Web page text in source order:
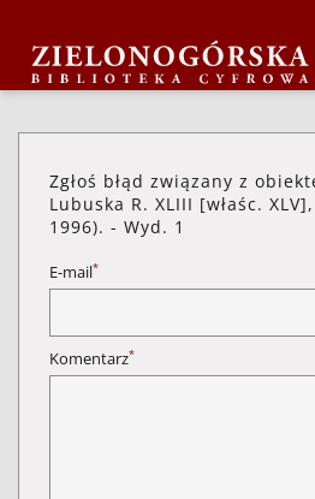
Zgłoś błąd związany z
Lubuska R. XLIII [właśc.
1996). - Wyd. 1
E-mail*
Komentarz*